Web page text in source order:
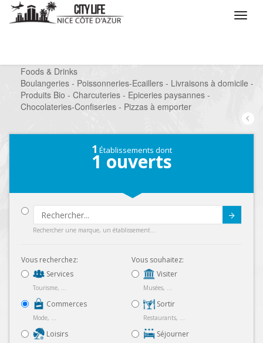
Foods & Drinks
/
Boulangeries - Poissonneries-Ecaillers - Livraisons à domicile -
Produits Bio - Charcuteries - Epiceries paysannes -
Chocolateries-Confiseries - Pizzas à emporter
1 Établissements dont
1 ouverts
Rechercher une marque, un établissement...
Vous recherchez:
Services
Tourisme, ...
Commerces
Mode, ...
Loisirs
Vous souhaitez:
Visiter
Musées, ...
Sortir
Restaurants, ...
Séjourner